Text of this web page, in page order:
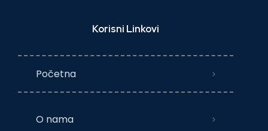
Korisni Linkovi
Početna
O nama